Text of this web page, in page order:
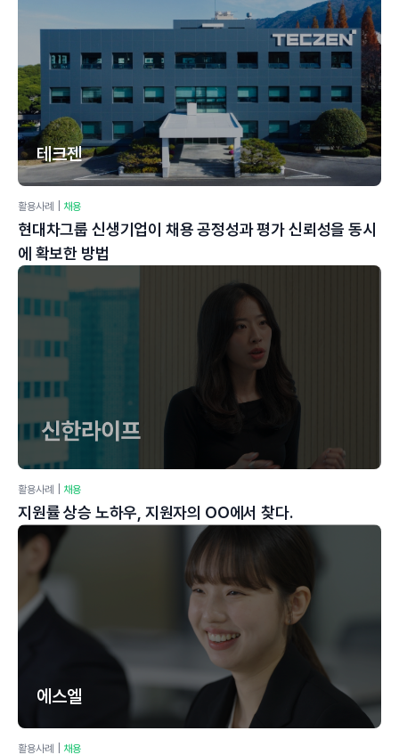
테크젠
활용사례 채용
현대차그룹 신생기업이 채용 공정성과 평가 신뢰성을 동시
에 확보한 방법
활용사례 채용
지원률 상승 노하우, 지원자의 OO에서 찾다.
에스엘
활용사례 채용